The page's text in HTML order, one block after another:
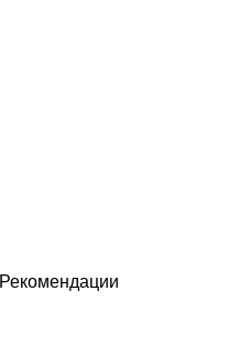
Рекомендации